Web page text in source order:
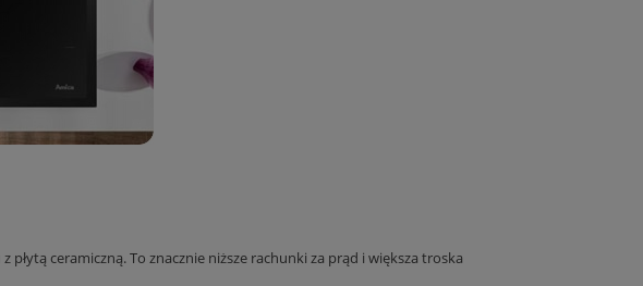
ceramiczną. To znacznie niższe rachunki za prąd i większa troska